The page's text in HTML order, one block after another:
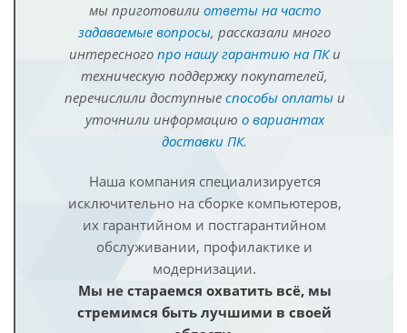
мы приготовили ответы на часто
задаваемые вопросы, рассказали много
интересного про нашу гарантию на ПКи
техническую поддержку покупателей,
перечислили доступные способы оплатыи
уточнили информацию о вариантах
доставки ПК.
Наша компания специализируется
исключительно на сборке компьютеров,
их гарантийном и постгарантийном
обслуживании, профилактике и
модернизации.
Мы не стараемся охватить всё, мы
стремимся быть лучшими в своей